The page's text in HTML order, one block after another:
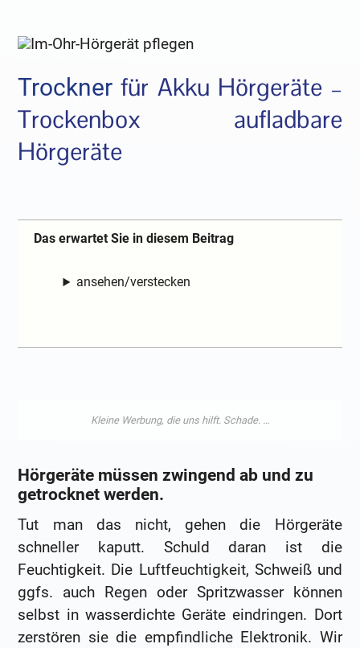
Trockner für Akku Hörgeräte –
Trockenbox aufladbare
Hörgeräte
Das erwartet Sie in diesem Beitrag
ansehen/verstecken
Hörgeräte müssen zwingend ab und zu
getrocknet werden.
Tut man das nicht, gehen die Hörgeräte
schneller kaputt. Schuld daran ist die
Feuchtigkeit. Die Luftfeuchtigkeit, Schweiß und
ggfs. auch Regen oder Spritzwasser können
selbst in wasserdichte Geräte eindringen. Dort
zerstören sie die empfindliche Elektronik. Wir